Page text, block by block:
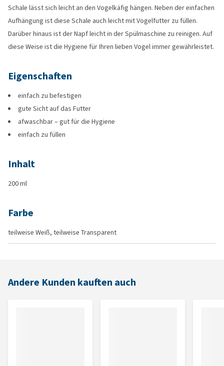
Schale lässt sich leicht an den Vogelkäfig hängen. Neben der einfachen
Aufhängung ist diese Schale auch leicht mit Vogelfutter zu füllen.
Darüber hinaus ist der Napf leicht in der Spülmaschine zu reinigen. Auf
diese Weise ist die Hygiene für Ihren lieben Vogel immer gewährleistet.
Eigenschaften
einfach zu befestigen
gute Sicht auf das Futter
afwaschbar – gut für die Hygiene
einfach zu füllen
Inhalt
200 ml
Farbe
teilweise Weiß, teilweise Transparent
Andere Kunden kauften auch